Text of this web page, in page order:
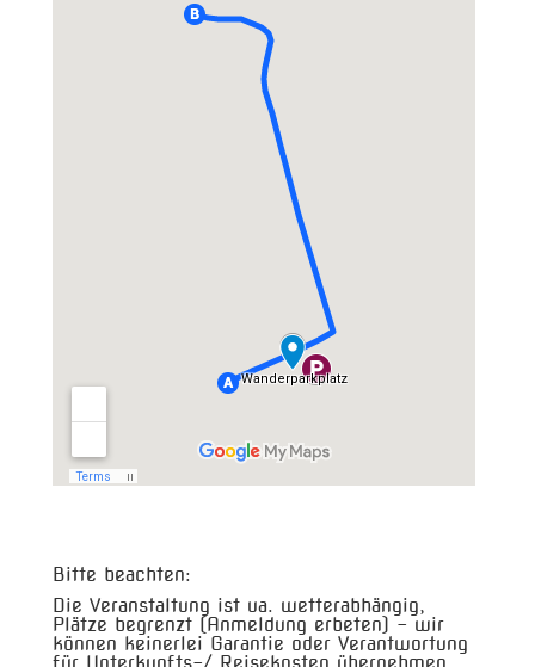
Bitte beachten:
Die Veranstaltung ist ua. wetterabhängig,
Plätze begrenzt (Anmeldung erbeten) – wir
können keinerlei Garantie oder Verantwortung